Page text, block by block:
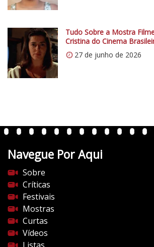
c
m
e
t
á
“
x
d
u
s
”
.
c
o
m
/
v
n
e
s
d
o
c
i
n
e
Tudo Sobre a Mostra
Cristina do Cinema
27 de junho de 2026
Navegue Por Aqui
Sobre
Críticas
Festivais
Mostras
Curtas
Vídeos